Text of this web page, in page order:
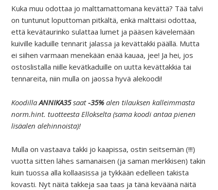
Kuka muu odottaa jo malttamattomana kevättä? Tää talvi
on tuntunut loputtoman pitkältä, enkä malttaisi odottaa,
että kevätaurinko sulattaa lumet ja pääsen kävelemään
kuiville kaduille tennarit jalassa ja kevättakki päällä. Mutta
ei siihen varmaan menekään enää kauaa, jee! Ja hei, jos
ostoslistalla niille kevätkaduille on uutta kevättakkia tai
tennareita, niin mulla on jaossa hyvä alekoodi!
KoodillaANNIKA35saat-35%alen tilauksen kalleimmasta
norm.hint. tuotteesta Ellokselta (sama koodi antaa pienen
lisäalen alehinnoista)!
Mulla on vastaava takki jo kaapissa, ostin seitsemän (!!!)
vuotta sitten lähes samanaisen (ja saman merkkisen) takin
kuin tuossa alla kollaasissa ja tykkään edelleen takista
kovasti. Nyt näitä takkeja saa taas ja tänä keväänä näitä